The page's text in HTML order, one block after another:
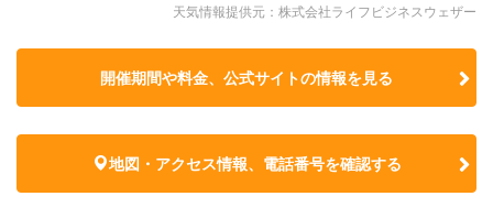
天気情報提供元：株式会社ライフビジネスウェザー
開催期間や料金、公式サイトの情報を見る
地図・アクセス情報、電話番号を確認する